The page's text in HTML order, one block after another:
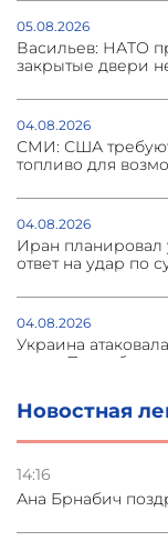
Новостная
14:16
Ана Брнабич
05.08.2026
Васильев: НАТО
закрытые двери
04.08.2026
СМИ: США требуют
топливо для
04.08.2026
Иран планировал
ответ на удар по
04.08.2026
Украина
и под Петербургом
03.08.2026
Стратегия